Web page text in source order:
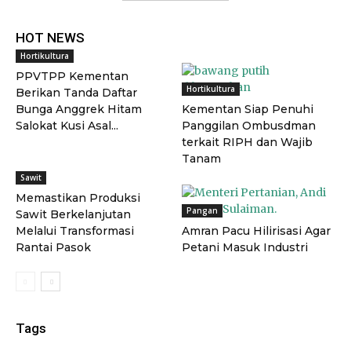
HOT NEWS
Hortikultura
PPVTPP Kementan
Berikan Tanda Daftar
Bunga Anggrek Hitam
Salokat Kusi Asal...
Hortikultura
Kementan Siap Penuhi
Panggilan Ombusdman
terkait RIPH dan Wajib
Tanam
Sawit
Memastikan Produksi
Sawit Berkelanjutan
Melalui Transformasi
Rantai Pasok
Pangan
Amran Pacu Hilirisasi Agar
Petani Masuk Industri
Tags